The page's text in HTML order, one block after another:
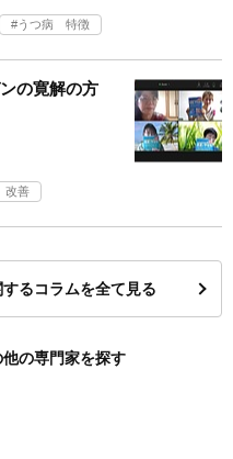
うつ病 特徴
の寛解の方
善
するコラムを全て見る
の専門家を探す